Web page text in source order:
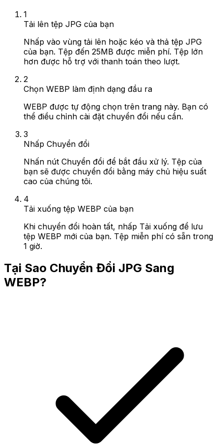
1
Tải lên tệp JPG của bạn
Nhấp vào vùng tải lên hoặc kéo và thả tệp JPG
của bạn. Tệp đến 25MB được miễn phí. Tệp lớn
hơn được hỗ trợ với thanh toán theo lượt.
2
Chọn WEBP làm định dạng đầu ra
WEBP được tự động chọn trên trang này. Bạn có
thể điều chỉnh cài đặt chuyển đổi nếu cần.
3
Nhấp Chuyển đổi
Nhấn nút Chuyển đổi để bắt đầu xử lý. Tệp của
bạn sẽ được chuyển đổi bằng máy chủ hiệu suất
cao của chúng tôi.
4
Tải xuống tệp WEBP của bạn
Khi chuyển đổi hoàn tất, nhấp Tải xuống để lưu
tệp WEBP mới của bạn. Tệp miễn phí có sẵn trong
1 giờ.
Tại Sao Chuyển Đổi JPG Sang
WEBP?